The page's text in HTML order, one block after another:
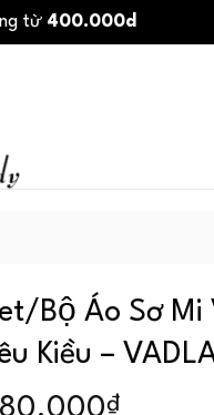
từ 400.000d
Bộ Áo Sơ Mi
Kiều –
₫